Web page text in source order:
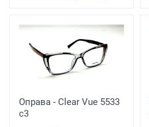
Оправа - Clear Vue 5533
c3